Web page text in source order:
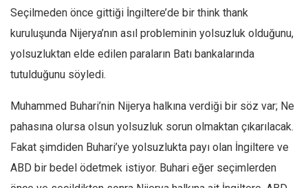
Seçilmeden önce gittiği İngiltere’de bir think thank
kuruluşunda Nijerya’nın asıl probleminin yolsuzluk olduğunu,
yolsuzluktan elde edilen paraların Batı bankalarında
tutulduğunu söyledi.
Muhammed Buhari’nin Nijerya halkına verdiği bir söz var; Ne
pahasına olursa olsun yolsuzluk sorun olmaktan çıkarılacak.
Fakat şimdiden Buhari’ye yolsuzlukta payı olan İngiltere ve
ABD bir bedel ödetmek istiyor. Buhari eğer seçimlerden